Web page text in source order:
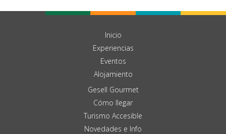
Inicio
Experiencias
Eventos
Alojamiento
Gesell Gourmet
Cómo llegar
Turismo Accesible
Novedades e Info